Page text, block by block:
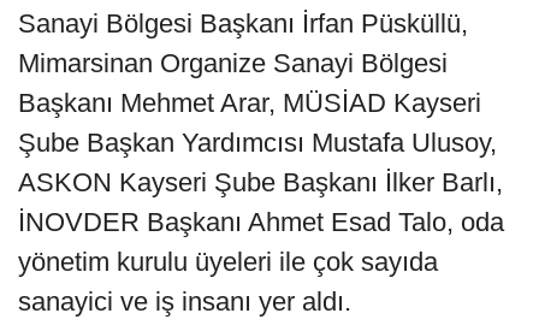
Sanayi Bölgesi Başkanı İrfan Püsküllü,
Mimarsinan Organize Sanayi Bölgesi
Başkanı Mehmet Arar, MÜSİAD Kayseri
Şube Başkan Yardımcısı Mustafa Ulusoy,
ASKON Kayseri Şube Başkanı İlker Barlı,
İNOVDER Başkanı Ahmet Esad Talo, oda
yönetim kurulu üyeleri ile çok sayıda
sanayici ve iş insanı yer aldı.